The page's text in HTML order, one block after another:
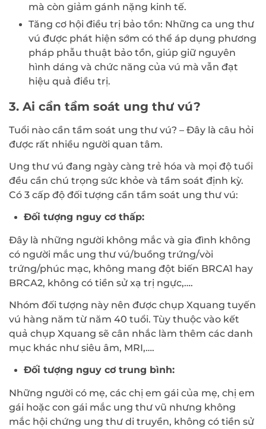
mà còn giảm gánh nặng kinh tế.
Tăng cơ hội điều trị bảo tồn: Những ca ung thư
vú được phát hiện sớm có thể áp dụng phương
pháp phẫu thuật bảo tồn, giúp giữ nguyên
hình dáng và chức năng của vú mà vẫn đạt
hiệu quả điều trị.
3. Ai cần tầm soát ung thư vú?
Tuổi nào cần tầm soát ung thư vú? – Đây là câu hỏi
được rất nhiều người quan tâm.
Ung thư vú đang ngày càng trẻ hóa và mọi độ tuổi
đều cần chú trọng sức khỏe và tầm soát định kỳ.
Có 3 cấp độ đối tượng cần tầm soát ung thư vú:
Đối tượng nguy cơ thấp:
Đây là những người không mắc và gia đình không
có người mắc ung thư vú/buồng trứng/vòi
trứng/phúc mạc, không mang đột biến BRCA1 hay
BRCA2, không có tiền sử xạ trị ngực,….
Nhóm đối tượng này nên được chụp Xquang tuyến
vú hàng năm từ năm 40 tuổi. Tùy thuộc vào kết
quả chụp Xquang sẽ cân nhắc làm thêm các danh
mục khác như siêu âm, MRI,….
Đối tượng nguy cơ trung bình:
Những người có mẹ, các chị em gái của mẹ, chị em
gái hoặc con gái mắc ung thư vũ nhưng không
mắc hội chứng ung thư di truyền, không có tiền sử